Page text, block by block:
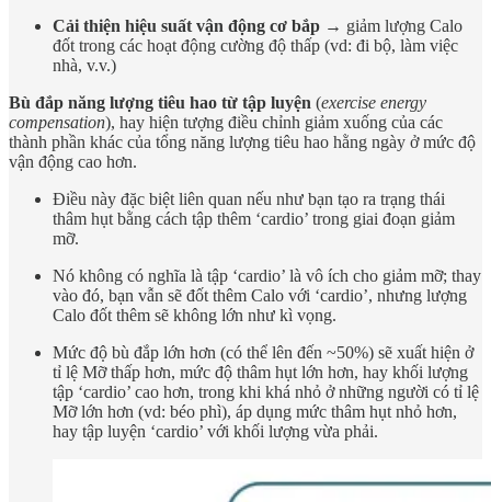
Cải thiện hiệu suất vận động cơ bắp → giảm lượng Calo
đốt trong các hoạt động cường độ thấp (vd: đi bộ, làm việc
nhà, v.v.)
Bù đắp năng lượng tiêu hao từ tập luyện (exercise energy
compensation), hay hiện tượng điều chỉnh giảm xuống của các
thành phần khác của tổng năng lượng tiêu hao hằng ngày ở mức độ
vận động cao hơn.
Điều này đặc biệt liên quan nếu như bạn tạo ra trạng thái
thâm hụt bằng cách tập thêm ‘cardio’ trong giai đoạn giảm
mỡ.
Nó không có nghĩa là tập ‘cardio’ là vô ích cho giảm mỡ; thay
vào đó, bạn vẫn sẽ đốt thêm Calo với ‘cardio’, nhưng lượng
Calo đốt thêm sẽ không lớn như kì vọng.
Mức độ bù đắp lớn hơn (có thể lên đến ~50%) sẽ xuất hiện ở
tỉ lệ Mỡ thấp hơn, mức độ thâm hụt lớn hơn, hay khối lượng
tập ‘cardio’ cao hơn, trong khi khá nhỏ ở những người có tỉ lệ
Mỡ lớn hơn (vd: béo phì), áp dụng mức thâm hụt nhỏ hơn,
hay tập luyện ‘cardio’ với khối lượng vừa phải.